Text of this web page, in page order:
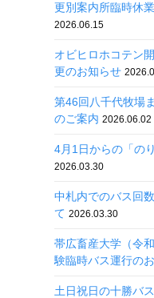
更別案内所臨時休
2026.06.15
オビヒロホコテン
更のお知らせ
第46回八千代牧場
のご案内 2026.06.02
4月1日からの「の
2026.03.30
中札内でのバス回
て 2026.03.30
帯広畜産大学（令
験臨時バス運行の
土日祝日の十勝バ